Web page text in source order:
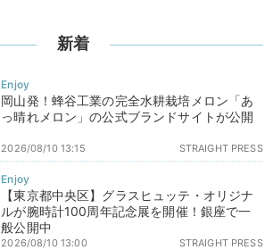
新着
岡山発！蜂谷工業の完全水耕栽培メロン「あ
っ晴れメロン」の公式ブランドサイトが公開
STRAIGHT PRESS
2026/08/10 13:15
【東京都中央区】グラスヒュッテ・オリジナ
ルが腕時計100周年記念展を開催！銀座で一
般公開中
STRAIGHT PRESS
2026/08/10 13:00